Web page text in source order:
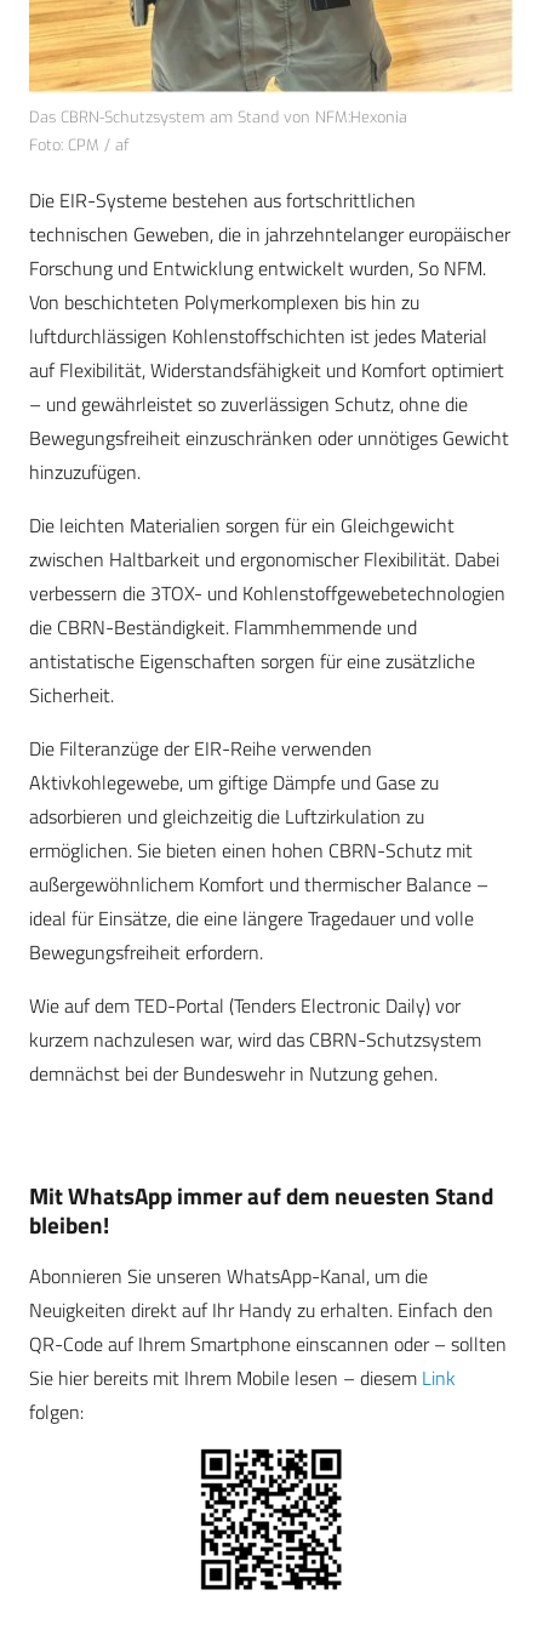
Das CBRN-Schutzsystem am Stand von NFM:Hexonia
Foto: CPM / af
Die EIR-Systeme bestehen aus fortschrittlichen
technischen Geweben, die in jahrzehntelanger europäischer
Forschung und Entwicklung entwickelt wurden, So NFM.
Von beschichteten Polymerkomplexen bis hin zu
luftdurchlässigen Kohlenstoffschichten ist jedes Material
auf Flexibilität, Widerstandsfähigkeit und Komfort optimiert
– und gewährleistet so zuverlässigen Schutz, ohne die
Bewegungsfreiheit einzuschränken oder unnötiges Gewicht
hinzuzufügen.
Die leichten Materialien sorgen für ein Gleichgewicht
zwischen Haltbarkeit und ergonomischer Flexibilität. Dabei
verbessern die 3TOX- und Kohlenstoffgewebetechnologien
die CBRN-Beständigkeit. Flammhemmende und
antistatische Eigenschaften sorgen für eine zusätzliche
Sicherheit.
Die Filteranzüge der EIR-Reihe verwenden
Aktivkohlegewebe, um giftige Dämpfe und Gase zu
adsorbieren und gleichzeitig die Luftzirkulation zu
ermöglichen. Sie bieten einen hohen CBRN-Schutz mit
außergewöhnlichem Komfort und thermischer Balance –
ideal für Einsätze, die eine längere Tragedauer und volle
Bewegungsfreiheit erfordern.
Wie auf dem TED-Portal (Tenders Electronic Daily) vor
kurzem nachzulesen war, wird das CBRN-Schutzsystem
demnächst bei der Bundeswehr in Nutzung gehen.
Mit WhatsApp immer auf dem neuesten Stand
bleiben!
Abonnieren Sie unseren WhatsApp-Kanal, um die
Neuigkeiten direkt auf Ihr Handy zu erhalten. Einfach den
QR-Code auf Ihrem Smartphone einscannen oder – sollten
Sie hier bereits mit Ihrem Mobile lesen – diesem Link
folgen: